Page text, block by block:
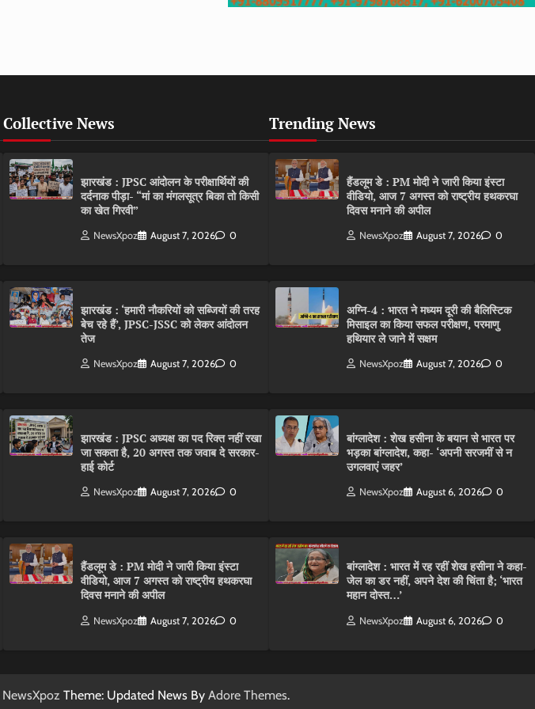
Collective News
झारखंड : JPSC आंदोलन के परीक्षार्थियों की
दर्दनाक पीड़ा- “मां का मंगलसूत्र बिका तो किसी
का खेत गिरवी”
NewsXpoz August 7, 2026 0
झारखंड : ‘हमारी नौकरियों को सब्जियों की तरह
बेच रहे हैं’, JPSC-JSSC को लेकर आंदोलन
तेज
NewsXpoz August 7, 2026 0
झारखंड : JPSC अध्यक्ष का पद रिक्त नहीं रखा
जा सकता है, 20 अगस्त तक जवाब दे सरकार-
हाई कोर्ट
NewsXpoz August 7, 2026 0
हैंडलूम डे : PM मोदी ने जारी किया इंस्टा
वीडियो, आज 7 अगस्त को राष्ट्रीय हथकरघा
दिवस मनाने की अपील
NewsXpoz August 7, 2026 0
Trending News
हैंडलूम डे : PM मोदी ने जारी किया इंस्टा
वीडियो, आज 7 अगस्त को राष्ट्रीय हथकरघा
दिवस मनाने की अपील
NewsXpoz August 7, 2026 0
अग्नि-4 : भारत ने मध्यम दूरी की बैलिस्टिक
मिसाइल का किया सफल परीक्षण, परमाणु
हथियार ले जाने में सक्षम
NewsXpoz August 7, 2026 0
बांग्लादेश : शेख हसीना के बयान से भारत पर
भड़का बांग्लादेश, कहा- ‘अपनी सरजमीं से न
उगलवाएं जहर’
NewsXpoz August 6, 2026 0
बांग्लादेश : भारत में रह रहीं शेख हसीना ने कहा-
जेल का डर नहीं, अपने देश की चिंता है; ‘भारत
महान दोस्त…’
NewsXpoz August 6, 2026 0
NewsXpoz Theme: Updated News By Adore Themes.